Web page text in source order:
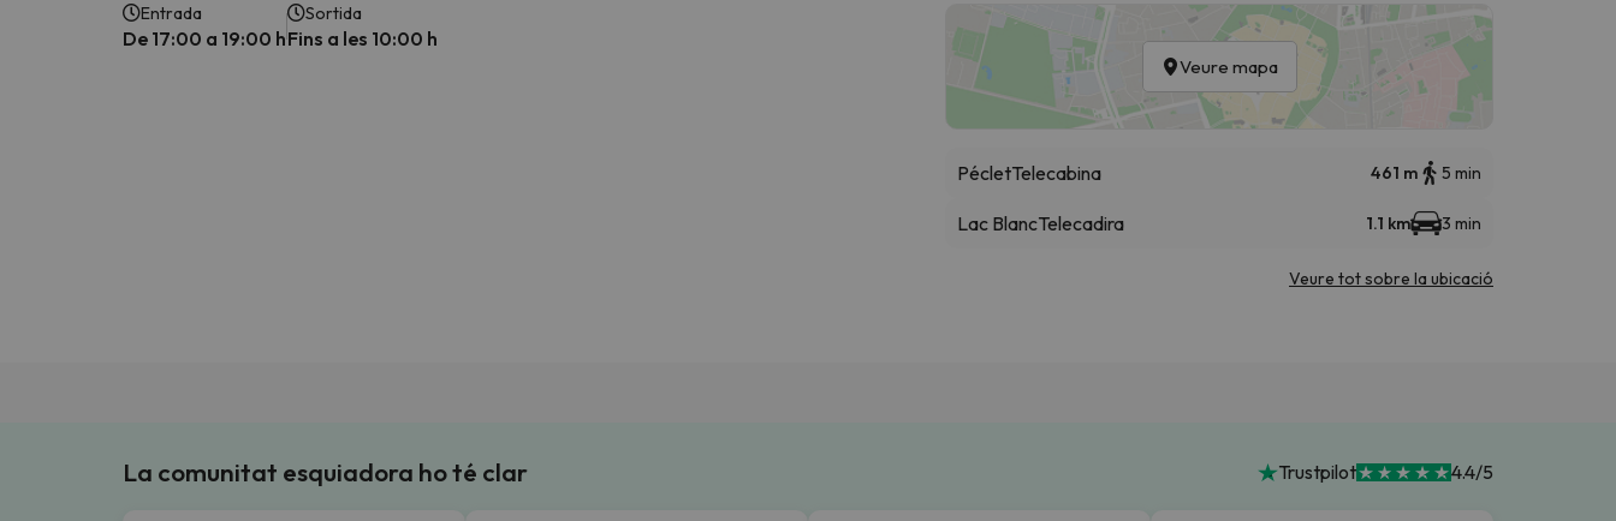
Entrada
De 17:00 a 19:00 h
Sortida
Fins a les 10:00 h
Veure mapa
PécletTelecabina 461 m 5 min
Lac BlancTelecadira 1.1 km 3 min
Veure tot sobre la ubicació
La comunitat esquiadora ho té clar Trustpilot 4.4/5